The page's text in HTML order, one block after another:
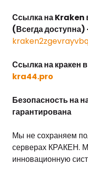
Ссылка на
(Всегда доступна)
Ссылка на кракен
kra44.pro
Безопасность на
гарантирована
Мы не сохраняем
серверах КРАКЕН.
инновационную